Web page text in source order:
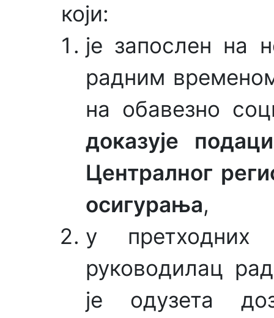
који:
је запослен на
радним
на обавезно
доказује
Централног
осигурања,
у
руководилац
је одузета